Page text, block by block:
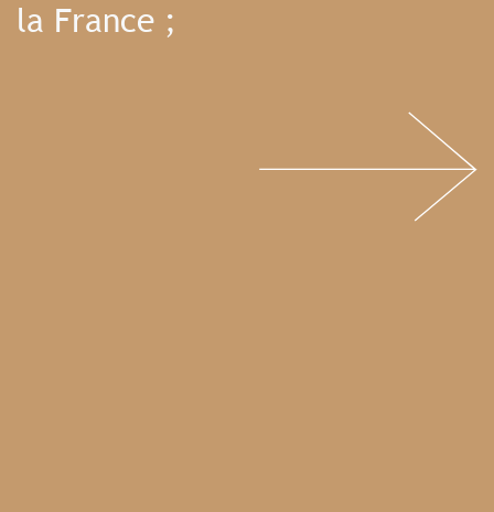
la France ;